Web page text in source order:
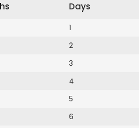
Days
1
2
3
4
5
6